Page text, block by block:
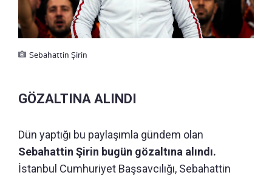
Sebahattin Şirin
GÖZALTINA ALINDI
Dün yaptığı bu paylaşımla gündem olan
Sebahattin Şirin bugün gözaltına alındı.
İstanbul Cumhuriyet Başsavcılığı, Sebahattin